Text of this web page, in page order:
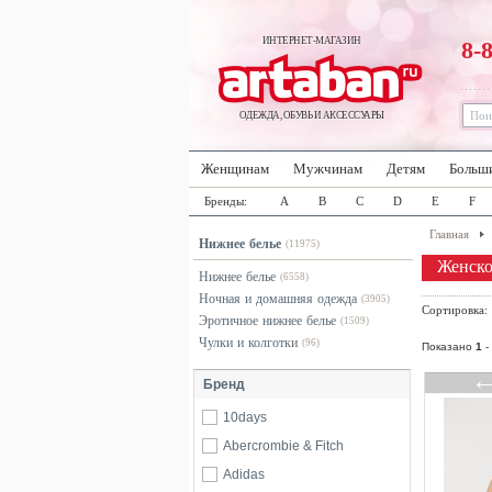
ИНТЕРНЕТ-МАГАЗИН
ОДЕЖДА, ОБУВЬ И АКСЕССУАРЫ
8-
Женщинам Мужчинам Детям
Бренды: A B C D E F
Нижнее белье (11975)
Нижнее белье (6558)
Ночная и домашняя одежда (3905)
Эротичное нижнее белье (1509)
Чулки и колготки (96)
Бренд
10days
Abercrombie & Fitch
Adidas
Главная
Сортировка:
Показано 1 -